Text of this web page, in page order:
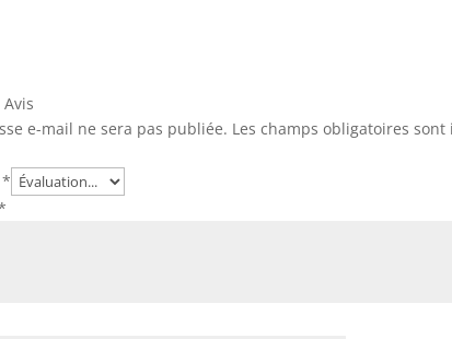
e-mail ne sera pas publiée. Les champs obligatoires
*